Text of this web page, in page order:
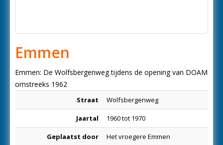
Emmen
Emmen: De Wolfsbergenweg tijdens de opening van DOAM
omstreeks 1962
Straat Wolfsbergenweg
Jaartal 1960 tot 1970
Geplaatst door Het vroegere Emmen